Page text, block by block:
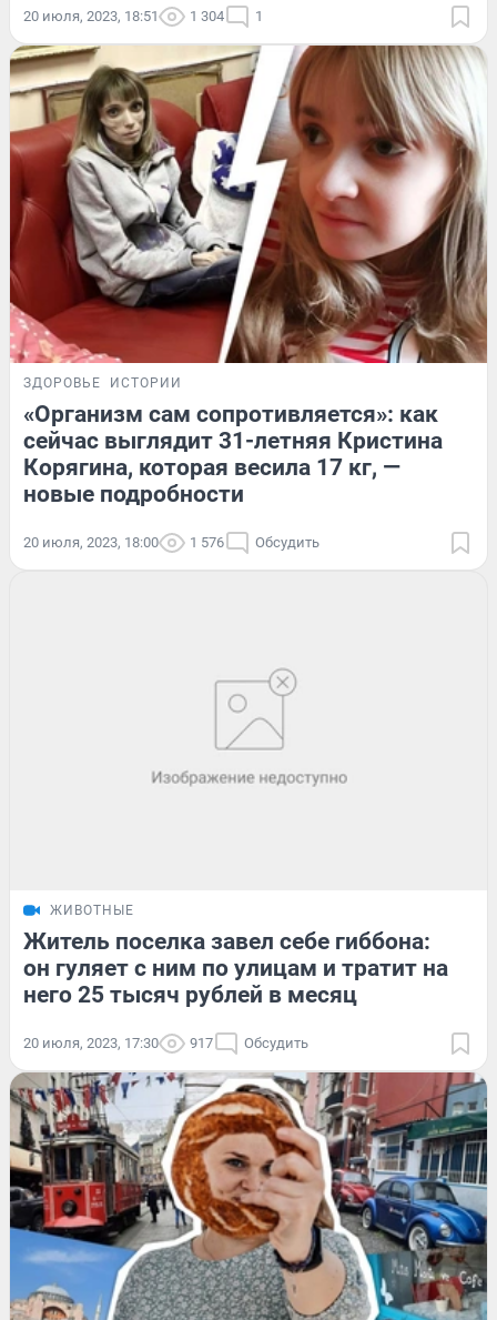
20 июля, 2023, 18:51 1 304 1
ЗДОРОВЬЕ ИСТОРИИ
«Организм сам сопротивляется»: как
сейчас выглядит 31-летняя Кристина
Корягина, которая весила 17 кг, —
новые подробности
20 июля, 2023, 18:00 1 576 Обсудить
ЖИВОТНЫЕ
Житель поселка завел себе гиббона:
он гуляет с ним по улицам и тратит на
него 25 тысяч рублей в месяц
20 июля, 2023, 17:30 917 Обсудить